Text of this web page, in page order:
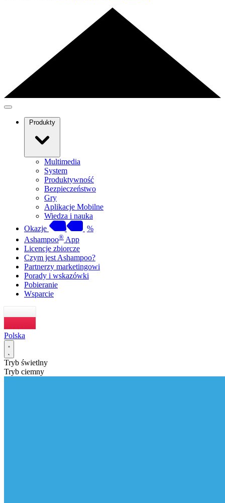
Produkty
Multimedia
System
Produktywność
Bezpieczeństwo
Gry
Aplikacje Mobilne
Wiedza i nauka
Okazje
%
Ashampoo® App
Licencje zbiorcze
Czym jest Ashampoo?
Partnerzy marketingowi
Porady i wskazówki
Pobieranie
Wsparcie
Polska
Tryb świetlny
Tryb ciemny